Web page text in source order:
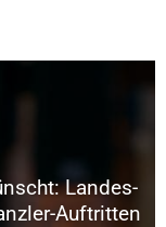
Landes-
Auftritten